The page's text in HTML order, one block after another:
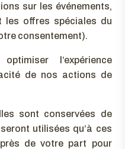
sur les événements,
les offres spéciales du
consentement).
l’expérience
de nos actions de
sont conservées de
utilisées qu’à ces
de votre part pour